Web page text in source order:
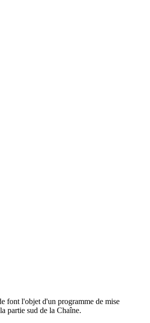
font l'objet d'un programme de mise
partie sud de la Chaîne.